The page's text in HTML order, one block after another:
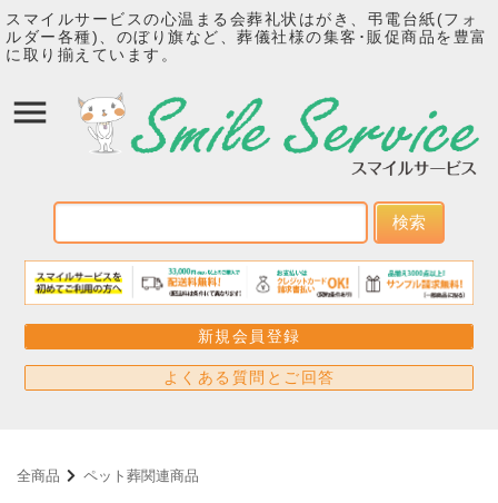
スマイルサービスの心温まる会葬礼状はがき、弔電台紙(フォ
ルダー各種)、のぼり旗など、葬儀社様の集客･販促商品を豊富
に取り揃えています。
検索
新規会員登録
よくある質問とご回答
全商品 ペット葬関連商品